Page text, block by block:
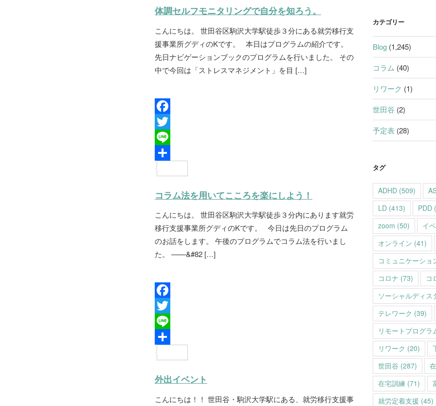
o
o
k
t
e
r
e
体調セルフモニタリングで自分を知ろう。
こんにちは。 世田谷区駒沢大学駅徒歩３分にある就労移行支
援事業所グディのKです。 本日はプログラムの紹介です。
先日ナビゲーションブックのプログラムを行いました。 その
中で今回は「ストレスマネジメント」を目 […]
F
a
c
e
o
o
k
T
w
i
t
e
r
L
i
eコラム法を用いてこころを楽にしよう！
こんにちは。 世田谷区駒沢大学駅徒歩３分内にあります就労
移行支援事業所グディのKです。 今日は先日のプログラム
のお話をします。 午後のプログラムでコラム法を行いまし
た。 ——&#82 […]
F
a
c
e
o
o
T
w
i
t
e
L
i
e
外出イベント
こんにちは！！ 世田谷・駒沢大学駅にある、就労移行支援事
カテゴリー
Blog (1,245)
コラム (40)
リワーク (1)
世田谷 (2)
予定表 (28)
タグ
ADHD (509)
LD (413) PDD
zoom (50) イ
オンライン (41)
コミュニケーショ
コロナ (73) コ
ソーシャルディス
テレワーク (39)
リモートプログラ
リワーク (20)
世田谷 (287)
在宅訓練 (71)
就労定着支援 (45)